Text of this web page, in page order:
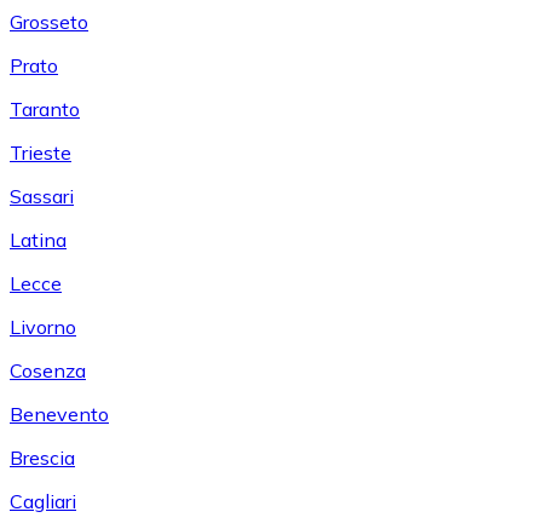
Grosseto
Prato
Taranto
Trieste
Sassari
Latina
Lecce
Livorno
Cosenza
Benevento
Brescia
Cagliari